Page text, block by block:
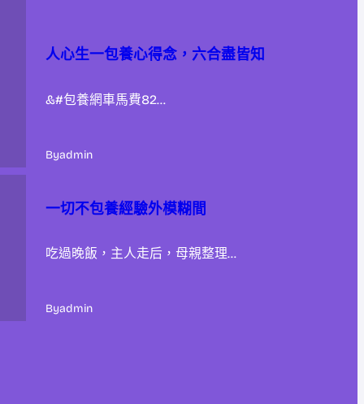
人心生一包養心得念，六合盡皆知
&#包養網車馬費82…
Byadmin
一切不包養經驗外模糊間
吃過晚飯，主人走后，母親整理…
Byadmin